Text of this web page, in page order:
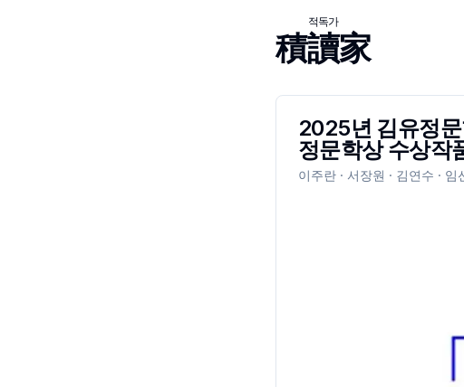
積讀家
적독가
2025년 김유정
정문학상 수상작
이주란 · 서장원 · 김연수 · 임